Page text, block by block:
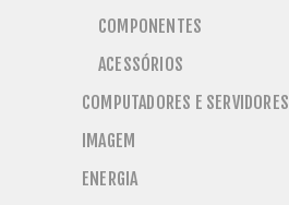
COMPONENTES
ACESSÓRIOS
COMPUTADORES E SERVIDORES
IMAGEM
ENERGIA